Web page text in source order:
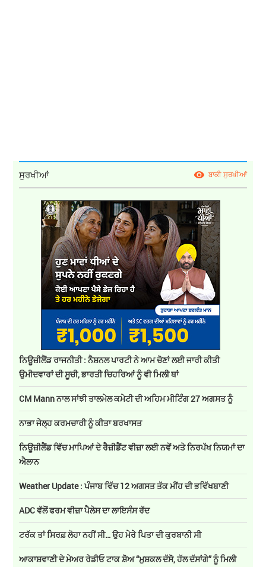
ਸੁਰਖੀਆਂ ਬਾਕੀ ਸੁਰਖੀਆਂ
ਨਿਊਜ਼ੀਲੈਂਡ ਰਾਜਨੀਤੀ : ਨੈਸ਼ਨਲ ਪਾਰਟੀ ਨੇ ਆਮ ਚੋਣਾਂ ਲਈ ਜਾਰੀ ਕੀਤੀ
ਉਮੀਦਵਾਰਾਂ ਦੀ ਸੂਚੀ, ਭਾਰਤੀ ਚਿਹਰਿਆਂ ਨੂੰ ਵੀ ਮਿਲੀ ਥਾਂ
CM Mann ਨਾਲ ਸਾਂਝੀ ਤਾਲਮੇਲ ਕਮੇਟੀ ਦੀ ਅਹਿਮ ਮੀਟਿੰਗ 27 ਅਗਸਤ ਨੂੰ
ਨਾਭਾ ਜੇਲ੍ਹ ਕਰਮਚਾਰੀ ਨੂੰ ਕੀਤਾ ਬਰਖਾਸਤ
ਨਿਊਜ਼ੀਲੈਂਡ ਵਿੱਚ ਮਾਪਿਆਂ ਦੇ ਰੈਜ਼ੀਡੈਂਟ ਵੀਜ਼ਾ ਲਈ ਨਵੇਂ ਅਤੇ ਨਿਰਪੱਖ ਨਿਯਮਾਂ ਦਾ
ਐਲਾਨ
Weather Update : ਪੰਜਾਬ ਵਿੱਚ 12 ਅਗਸਤ ਤੱਕ ਮੀਂਹ ਦੀ ਭਵਿੱਖਬਾਣੀ
ADC ਵੱਲੋਂ ਫਰਮ ਵੀਜ਼ਾ ਪੈਲੇਸ ਦਾ ਲਾਇਸੰਸ ਰੱਦ
ਟਰੱਕ ਤਾਂ ਸਿਰਫ਼ ਲੋਹਾ ਨਹੀਂ ਸੀ… ਉਹ ਮੇਰੇ ਪਿਤਾ ਦੀ ਕੁਰਬਾਨੀ ਸੀ
ਆਕਾਸ਼ਵਾਣੀ ਦੇ ਮੇਅਰ ਰੇਡੀਓ ਟਾਕ ਸ਼ੋਅ “ਮੁਸ਼ਕਲ ਦੱਸੋ, ਹੱਲ ਦੱਸਾਂਗੇ” ਨੂੰ ਮਿਲੀ